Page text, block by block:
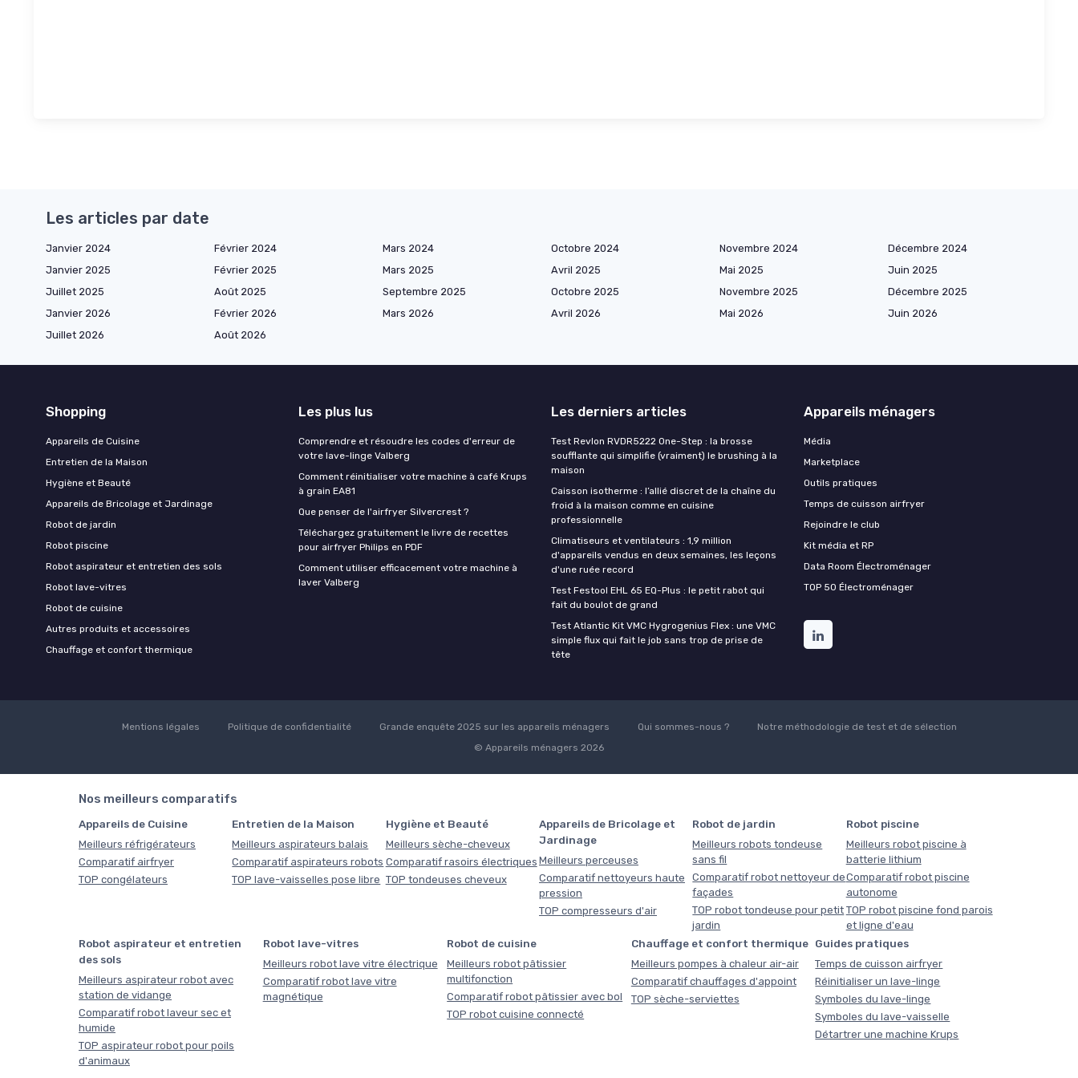
Les articles par date
Janvier 2024 Février 2024 Mars 2024 Octobre 2024 Novembre 2024
Décembre 2024
Janvier 2025
Février 2025 Mars 2025 Avril 2025 Mai 2025
Juin 2025
Juillet 2025
Août 2025 Septembre 2025 Octobre 2025 Novembre 2025
Décembre 2025
Janvier 2026
Février 2026 Mars 2026 Avril 2026 Mai 2026
Juin 2026
Juillet 2026
Août 2026
Shopping
Appareils de Cuisine
Entretien de la Maison
Hygiène et Beauté
Appareils de Bricolage et Jardinage
Robot de jardin
Robot piscine
Robot aspirateur et entretien des sols
Robot lave-vitres
Robot de cuisine
Autres produits et accessoires
Chauffage et confort thermique
Les plus lus
Comprendre et résoudre les codes d'erreur de
votre lave-linge Valberg
Comment réinitialiser votre machine à café Krups
à grain EA81
Que penser de l'airfryer Silvercrest ?
Téléchargez gratuitement le livre de recettes
pour airfryer Philips en PDF
Comment utiliser efficacement votre machine à
laver Valberg
Les derniers articles
Test Revlon RVDR5222 One-Step : la brosse
soufflante qui simplifie (vraiment) le brushing à la
maison
Caisson isotherme : l’allié discret de la chaîne du
froid à la maison comme en cuisine
professionnelle
Climatiseurs et ventilateurs : 1,9 million
d'appareils vendus en deux semaines, les leçons
d'une ruée record
Test Festool EHL 65 EQ-Plus : le petit rabot qui
fait du boulot de grand
Test Atlantic Kit VMC Hygrogenius Flex : une VMC
simple flux qui fait le job sans trop de prise de
tête
Appareils ménagers
Média
Marketplace
Outils pratiques
Temps de cuisson airfryer
Rejoindre le club
Kit média et RP
Data Room Électroménager
TOP 50 Électroménager
Mentions légales Politique de confidentialité Grande enquête 2025 sur les appareils ménagers Qui sommes-nous ?
Notre méthodologie de test et de sélection
© Appareils ménagers 2026
Nos meilleurs comparatifs
Appareils de Cuisine
Meilleurs réfrigérateurs
Comparatif airfryer
TOP congélateurs
Entretien de la Maison
Meilleurs aspirateurs balais
Comparatif aspirateurs robots
TOP lave-vaisselles pose libre
Hygiène et Beauté
Meilleurs sèche-cheveux
Comparatif rasoirs électriques
TOP tondeuses cheveux
Appareils de Bricolage et
Jardinage
Meilleurs perceuses
Comparatif nettoyeurs haute
pression
TOP compresseurs d'air
Robot de jardin
Meilleurs robots tondeuse
sans fil
Comparatif robot nettoyeur de
façades
TOP robot tondeuse pour petit
jardin
Robot piscine
Meilleurs robot piscine à
batterie lithium
Comparatif robot piscine
autonome
TOP robot piscine fond parois
et ligne d'eau
Robot aspirateur et entretien
des sols
Meilleurs aspirateur robot avec
station de vidange
Comparatif robot laveur sec et
humide
TOP aspirateur robot pour poils
d'animaux
Robot lave-vitres
Meilleurs robot lave vitre électrique
Comparatif robot lave vitre
magnétique
Robot de cuisine
Meilleurs robot pâtissier
multifonction
Comparatif robot pâtissier avec bol
TOP robot cuisine connecté
Chauffage et confort thermique
Meilleurs pompes à chaleur air-air
Comparatif chauffages d'appoint
TOP sèche-serviettes
Guides pratiques
Temps de cuisson airfryer
Réinitialiser un lave-linge
Symboles du lave-linge
Symboles du lave-vaisselle
Détartrer une machine Krups